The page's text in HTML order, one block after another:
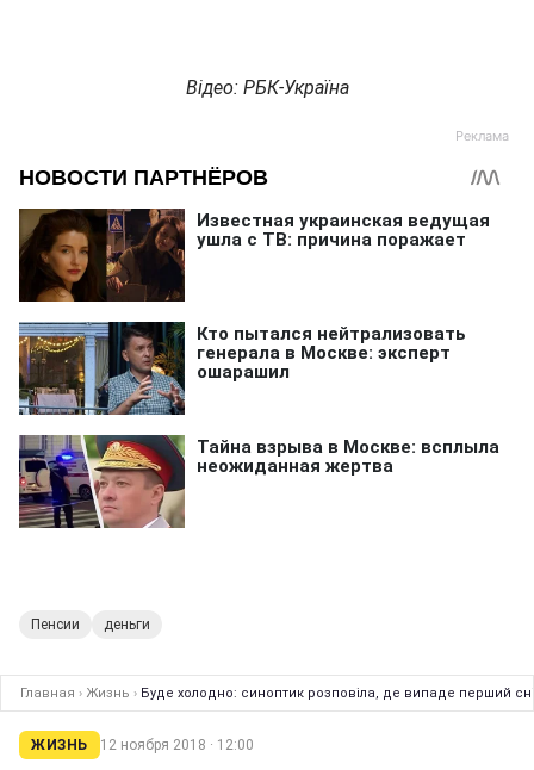
Відео: РБК-Україна
Пенсии деньги
Главная › Жизнь › Буде холодно: синоптик розповіла, де випаде перший
ЖИЗНЬ 12 ноября 2018 · 12:00